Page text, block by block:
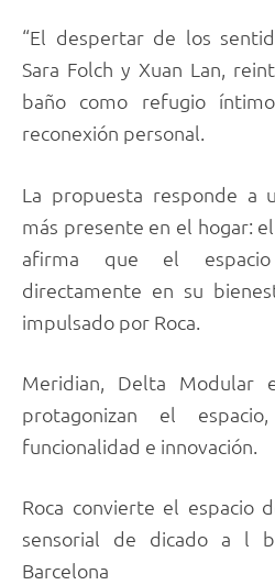
“El despertar de los
Sara Folch y Xuan Lan,
baño como refugio
reconexión personal.
La propuesta responde a
más presente en el hogar:
afirma que el
directamente en su
impulsado por Roca.
Meridian, Delta Modular
protagonizan el
funcionalidad e innovación.
Roca convierte el espacio
sensorial de dicado a l
Barcelona